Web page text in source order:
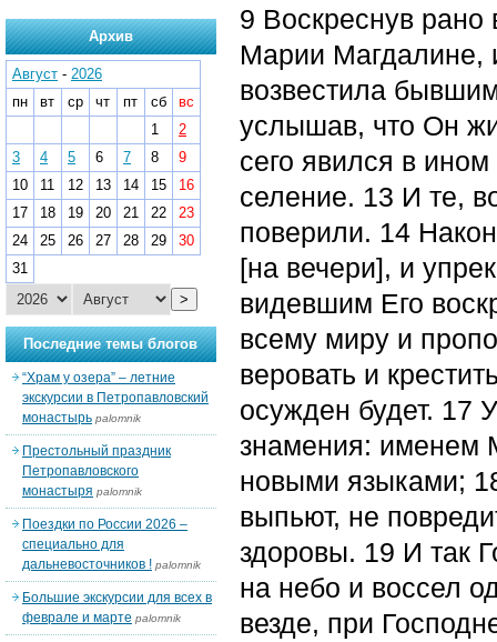
9 Воскреснув
Марии Магдалине,
возвестила
услышав, что Он
сего явился в
селение. 13 И те,
поверили. 14
[на вечери], и
видевшим Его
всему миру и
веровать и
осужден будет. 17
знамения: именем
новыми языками;
выпьют, не
здоровы. 19 И так
на небо и воссел
везде, при
Архив
Август - 2026
пн
вт ср чт пт сб
вс
1
2
3
4 5 6 7 8
9
10
11 12 13 14 15
16
17
18 19 20 21 22
23
24
25 26 27 28 29
30
31
>
Последние темы блогов
“Храм у озера” – летние
экскурсии в Петропавловский
монастырь palomnik
Престольный праздник
Петропавловского
монастыря palomnik
Поездки по России 2026 –
специально для
дальневосточников ! palomnik
Большие экскурсии для всех в
феврале и марте palomnik